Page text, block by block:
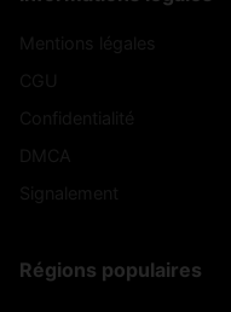
Régions populaires